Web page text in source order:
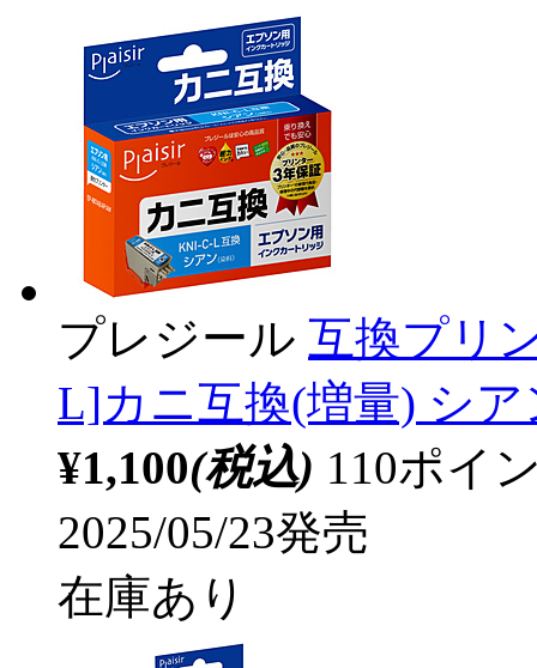
プレジール 互換プリ
L]カニ互換(増量) シ
¥1,100(税込) 110ポイ
2025/05/23発売
在庫あり